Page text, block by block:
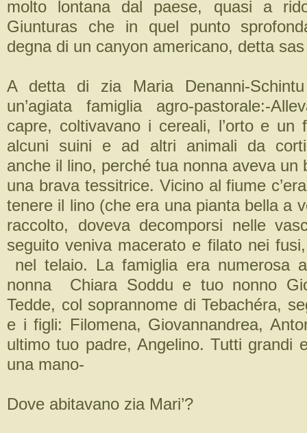
molto lontana dal paese, quasi a
Giunturas che in quel punto
degna di un canyon americano, detta
A detta di zia Maria Denanni-
un’agiata famiglia agro-pastorale:-
capre, coltivavano i cereali, l’orto e un
alcuni suini e ad altri animali da
anche il lino, perché tua nonna aveva un
una brava tessitrice. Vicino al fiume
tenere il lino (che era una pianta bella a
raccolto, doveva decomporsi nelle
seguito veniva macerato e filato nei
nel telaio. La famiglia era numerosa
nonna Chiara Soddu e tuo nonno
Tedde, col soprannome di Tebachéra,
e i figli: Filomena, Giovannandrea,
ultimo tuo padre, Angelino. Tutti grandi
una mano-
Dove abitavano zia Mari’?